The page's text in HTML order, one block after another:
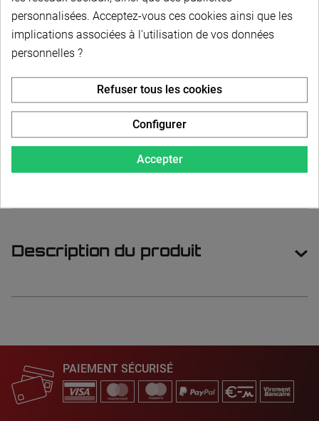
Transparente - Section B 17x11 - Renforcée (coupe
incluse)
Transparente - Section C 22x14 - Renforcée (coupe
Soudure courroie (temporairement indisponible)
Description du produit
PAIEMENT SÉCURISÉ
personnalisées. Acceptez-vous ces cookies ainsi que les
implications associées à l'utilisation de vos données
personnelles ?
Accepter
Refuser tous les cookies
Configurer